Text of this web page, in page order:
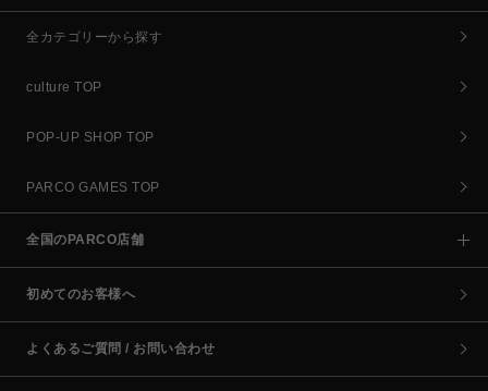
全カテゴリーから探す
culture TOP
POP-UP SHOP TOP
PARCO GAMES TOP
全国のPARCO店舗
初めてのお客様へ
よくあるご質問 / お問い合わせ